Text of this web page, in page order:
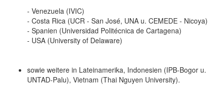
- Venezuela (IVIC)
- Costa Rica (UCR - San José, UNA u. CEMEDE - Nicoya)
- Spanien (Universidad Politécnica de Cartagena)
- USA (University of Delaware)
sowie weitere in Lateinamerika, Indonesien (IPB-Bogor u.
UNTAD-Palu), Vietnam (Thai Nguyen University).